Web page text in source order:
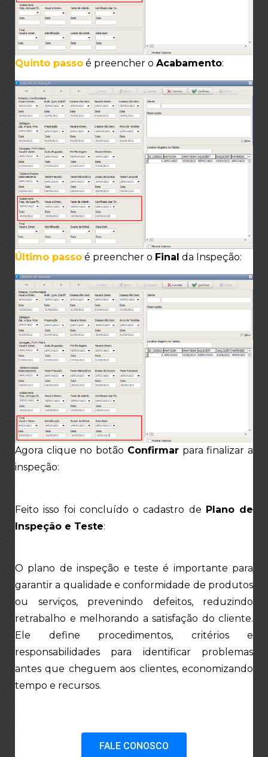
Quinto passo é preencher o Acabamento:
Último passo é preencher o Final da Inspeção:
Agora clique no botão Confirmarpara finalizar a
inspeção:
Feito isso foi concluído o cadastro de Plano de
Inspeção e Teste:
O plano de inspeção e teste é importante para
garantir a qualidade e conformidade de produtos
ou serviços, prevenindo defeitos, reduzindo
retrabalho e melhorando a satisfação do cliente.
Ele define procedimentos, critérios e
responsabilidades para identificar problemas
antes que cheguem aos clientes, economizando
tempo e recursos.
FALE CONOSCO